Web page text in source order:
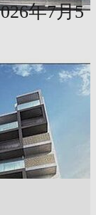
年7月5